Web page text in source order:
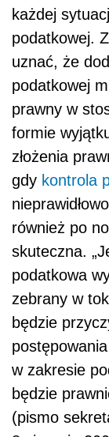
każdej
podatkowej.
uznać, że
podatkowej
prawny w
formie
złożenia
gdy kontrola
również po
skuteczna.
podatkowa
zebrany w
będzie
w zakresie
będzie
(pismo